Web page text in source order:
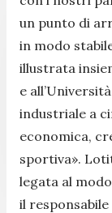
un punto di
in modo
illustrata
e
industriale a
economica,
sportiva».
legata al
il